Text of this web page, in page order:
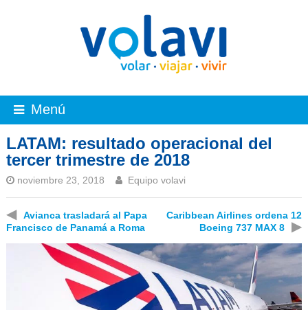
Menú
LATAM: resultado operacional del
tercer trimestre de 2018
noviembre 23, 2018 Equipo volavi
◀
Avianca trasladará al Papa
Francisco de Panamá a Roma
Caribbean Airlines ordena 12
Boeing 737 MAX 8
▶